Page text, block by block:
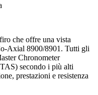
che offre una vista
Axial 8900/8901. Tutti gli
Chronometer
secondo i più alti
prestazioni e resistenza